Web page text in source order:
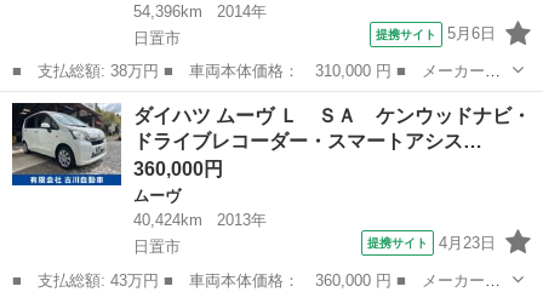
54,396km
2014年
日置市
提携サイト 5月6日
■ 支払総額: 38万円 ■ 車両本体価格： 310,000 円 ■ メーカー
名： ダイハツ ■ 車種名： ミラ ■ グレード名： ＴＸ ５速マ
ニュアル・エアコン・パワステ・ローダウン・社外ＬＥＤヘッドライ
ト・オーディオレ...
鹿児島 日置市 ミラ
ダイハツ ムーヴ Ｌ ＳＡ ケンウッドナビ・
ドライブレコーダー・スマートアシス…
360,000円
ムーヴ
40,424km
2013年
日置市
提携サイト 4月23日
■ 支払総額: 43万円 ■ 車両本体価格： 360,000 円 ■ メーカー